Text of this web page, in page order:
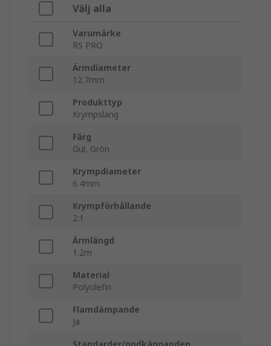
Välj alla
Varumärke
RS PRO
Ärmdiameter
12.7mm
Produkttyp
Krympslang
Färg
Gul, Grön
Krympdiameter
6.4mm
Krympförhållande
2:1
Ärmlängd
1.2m
Material
Polyolefin
Flamdämpande
Ja